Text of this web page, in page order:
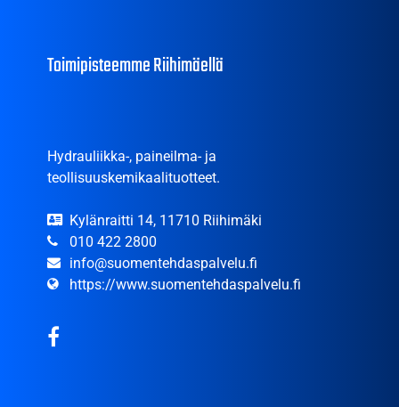
Toimipisteemme Riihimäellä
Hydrauliikka-, paineilma- ja
teollisuuskemikaalituotteet.
Kylänraitti 14, 11710 Riihimäki
010 422 2800
info@suomentehdaspalvelu.fi
https://www.suomentehdaspalvelu.fi